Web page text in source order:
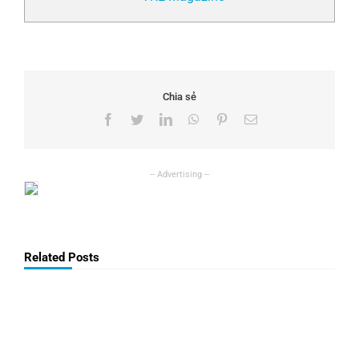
Chia sẻ
Facebook
TwitterLinkedInWhatsApp
PinterestEmail
Related Posts